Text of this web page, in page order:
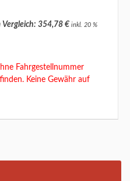
Vergleich: 354,78 € inkl. 20 %
Fahrgestellnummer
Keine Gewähr auf